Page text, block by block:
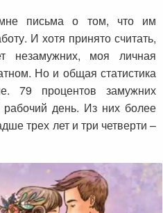
письма о том, что им
И хотя принято считать,
незамужних, моя личная
Но и общая статистика
79 процентов замужних
день. Из них более
трех лет и три четверти –